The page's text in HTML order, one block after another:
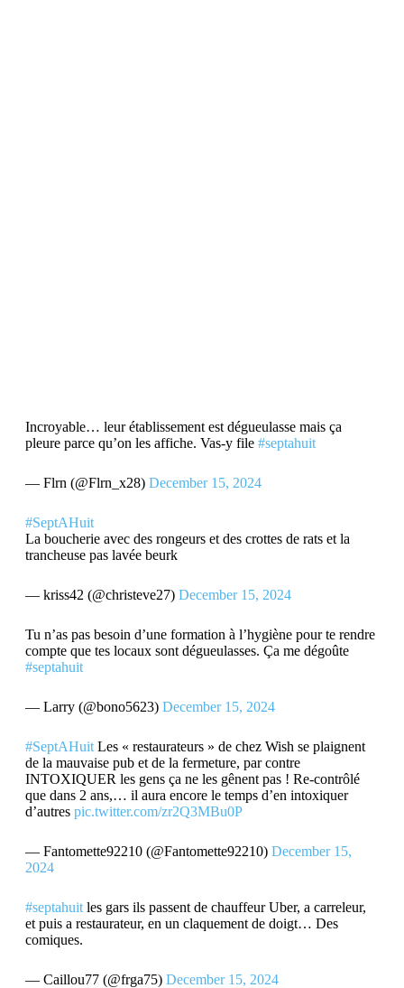
Incroyable… leur établissement est dégueulasse mais ça
pleure parce qu’on les affiche. Vas-y file #septahuit
— Flrn (@Flrn_x28) December 15, 2024
#SeptAHuit
La boucherie avec des rongeurs et des crottes de rats et la
trancheuse pas lavée beurk
— kriss42 (@christeve27) December 15, 2024
Tu n’as pas besoin d’une formation à l’hygiène pour te rendre
compte que tes locaux sont dégueulasses. Ça me dégoûte
#septahuit
— Larry (@bono5623) December 15, 2024
#SeptAHuitLes « restaurateurs » de chez Wish se plaignent
de la mauvaise pub et de la fermeture, par contre
INTOXIQUER les gens ça ne les gênent pas ! Re-contrôlé
que dans 2 ans,… il aura encore le temps d’en intoxiquer
d’autres pic.twitter.com/zr2Q3MBu0P
— Fantomette92210 (@Fantomette92210) December 15,
2024
#septahuitles gars ils passent de chauffeur Uber, a carreleur,
et puis a restaurateur, en un claquement de doigt… Des
comiques.
— Caillou77 (@frga75) December 15, 2024